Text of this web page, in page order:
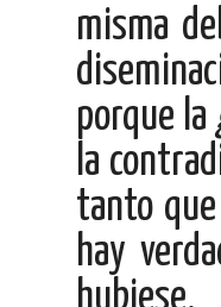
misma
porque la
la
tanto
hay